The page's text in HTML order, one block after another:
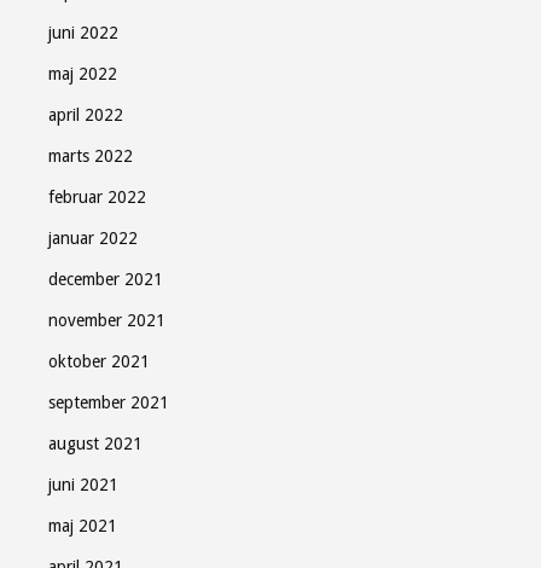
juni 2022
maj 2022
april 2022
marts 2022
februar 2022
januar 2022
december 2021
november 2021
oktober 2021
september 2021
august 2021
juni 2021
maj 2021